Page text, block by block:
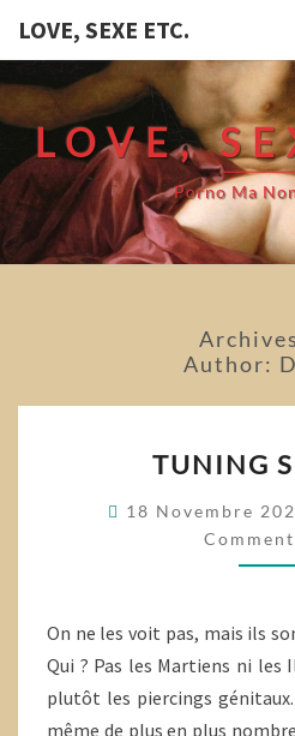
LOVE, SEXE ETC.
LOVE,
Porno Ma
Author:
TUNING
18 Novembre
On ne les voit pas, mais ils
Qui ? Pas les Martiens ni
plutôt les piercings
même de plus en plus